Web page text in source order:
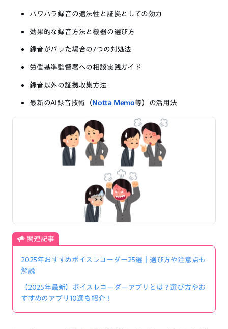
パワハラ録音の適法性と証拠としての効力
効果的な録音方法と機器の選び方
録音がバレた場合の7つの対処法
労働基準監督署への相談実践ガイド
録音以外の証拠収集方法
最新のAI録音技術（ Notta Memo等）の活用法
関連記事
2025年おすすめボイスレコーダー25選｜選び方や注意点も
解説
【2025年最新】ボイスレコーダーアプリとは？選び方やお
すすめのアプリ10選も紹介！